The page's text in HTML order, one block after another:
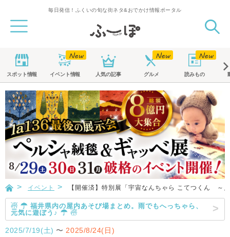
毎日発信！ふくいの旬な街ネタ&おでかけ情報ポータル
スポット情報 イベント情報 人気の記事 グルメ 読みもの
イベント 【開催済】特別展「宇宙なんちゃら こてつくん ～
☃ ☂ 福井県内の屋内あそび場まとめ。雨でもへっちゃら、
元気に遊ぼう♪ ☂ ☃
2025/7/19(土) 〜 2025/8/24(日)